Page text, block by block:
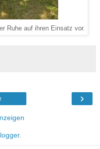
Ruhe auf ihren Einsatz vor.
›
.